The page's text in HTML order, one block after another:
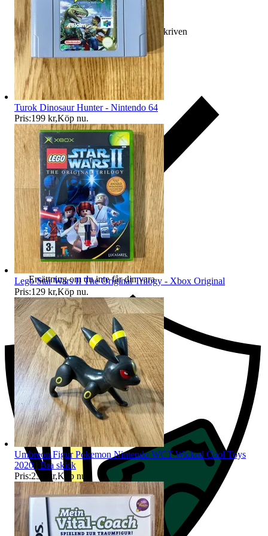
Ersättning om varan inte är som beskriven
Ersättning om du inte får din vara
Turok Dinosaur Hunter - Nintendo 64
Pris:199 kr,Köp nu.
Lego Star Wars II The Original Trilogy - Xbox Original
Pris:129 kr,Köp nu.
Umbreon Figur Pokemon Nintendo WCT Wicked Cool Toys
2020 | Bra skick
Pris:239 kr,Köp nu